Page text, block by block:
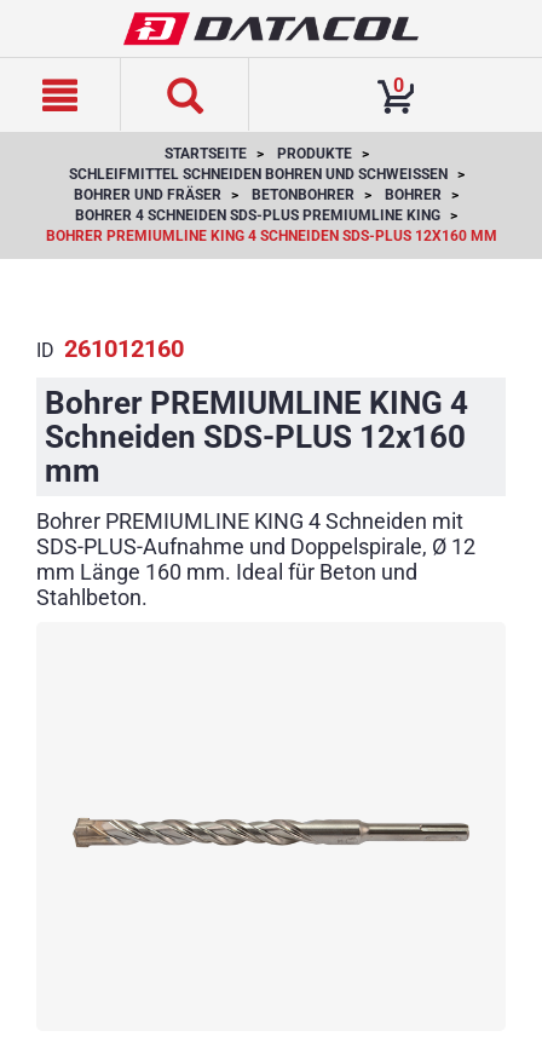
0
STARTSEITE
PRODUKTE
SCHLEIFMITTEL SCHNEIDEN BOHREN UND SCHWEISSEN
BOHRER UND FRÄSER
BETONBOHRER
BOHRER
BOHRER 4 SCHNEIDEN SDS-PLUS PREMIUMLINE KING
BOHRER PREMIUMLINE KING 4 SCHNEIDEN SDS-PLUS 12X160 MM
ID 261012160
Bohrer PREMIUMLINE KING 4
Schneiden SDS-PLUS 12x160
mm
Bohrer PREMIUMLINE KING 4 Schneiden mit
SDS-PLUS-Aufnahme und Doppelspirale, Ø 12
mm Länge 160 mm. Ideal für Beton und
Stahlbeton.